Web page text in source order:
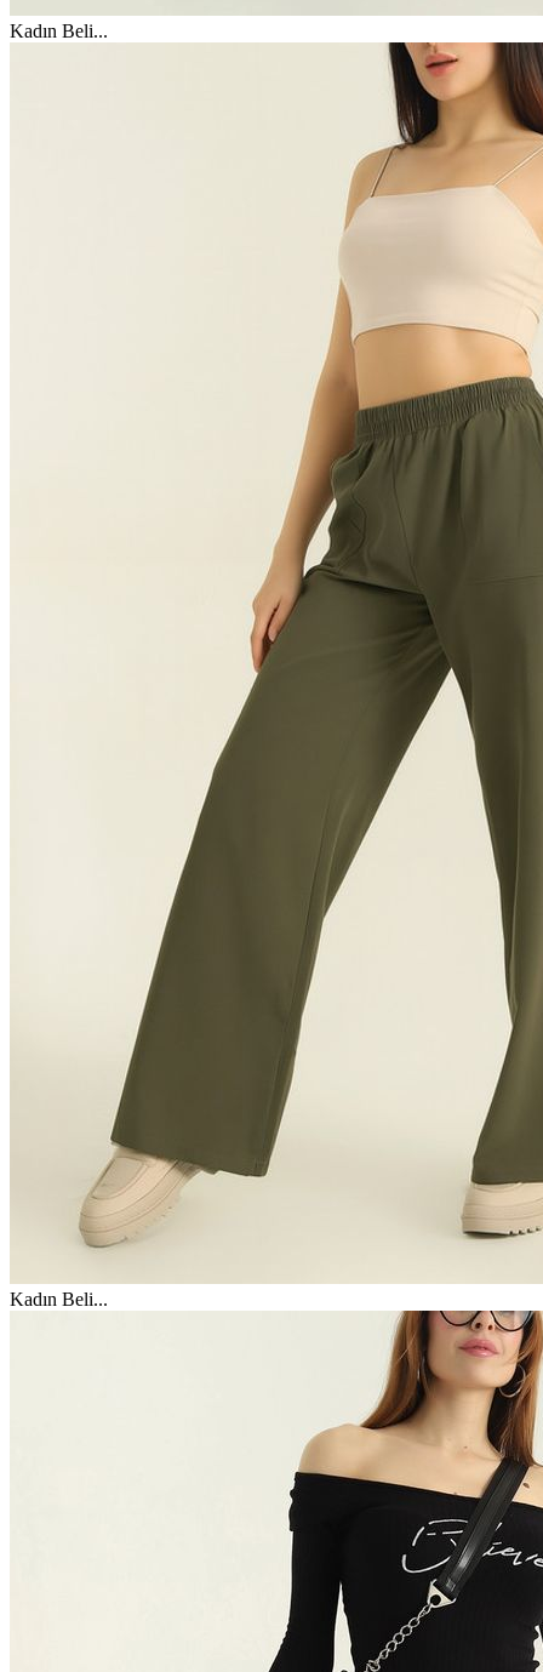
Kadın Beli...
Kadın Beli...